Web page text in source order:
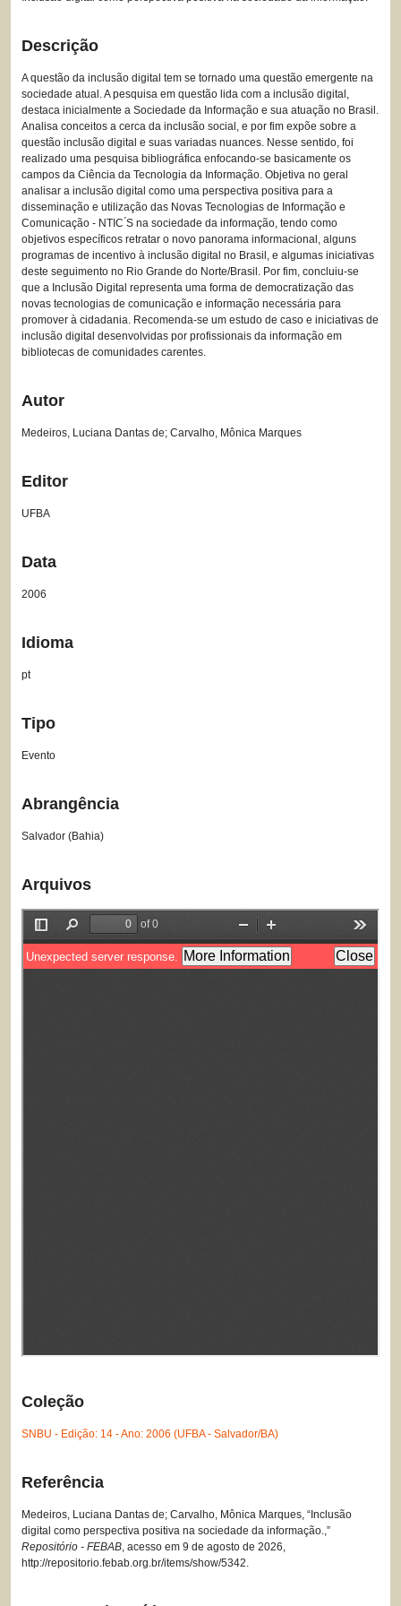
Descrição
A questão da inclusão digital tem se tornado uma questão emergente na
sociedade atual. A pesquisa em questão lida com a inclusão digital,
destaca inicialmente a Sociedade da Informação e sua atuação no Brasil.
Analisa conceitos a cerca da inclusão social, e por fim expõe sobre a
questão inclusão digital e suas variadas nuances. Nesse sentido, foi
realizado uma pesquisa bibliográfica enfocando-se basicamente os
campos da Ciência da Tecnologia da Informação. Objetiva no geral
analisar a inclusão digital como uma perspectiva positiva para a
disseminação e utilização das Novas Tecnologias de Informação e
Comunicação - NTIC ́S na sociedade da informação, tendo como
objetivos específicos retratar o novo panorama informacional, alguns
programas de incentivo à inclusão digital no Brasil, e algumas iniciativas
deste seguimento no Rio Grande do Norte/Brasil. Por fim, concluiu-se
que a Inclusão Digital representa uma forma de democratização das
novas tecnologias de comunicação e informação necessária para
promover à cidadania. Recomenda-se um estudo de caso e iniciativas de
inclusão digital desenvolvidas por profissionais da informação em
bibliotecas de comunidades carentes.
Autor
Medeiros, Luciana Dantas de; Carvalho, Mônica Marques
Editor
UFBA
Data
2006
Idioma
pt
Tipo
Evento
Abrangência
Salvador (Bahia)
Arquivos
Coleção
SNBU - Edição: 14 - Ano: 2006 (UFBA - Salvador/BA)
Referência
Medeiros, Luciana Dantas de; Carvalho, Mônica Marques, “Inclusão
digital como perspectiva positiva na sociedade da informação.,”
Repositório - FEBAB, acesso em 9 de agosto de 2026,
http://repositorio.febab.org.br/items/show/5342.